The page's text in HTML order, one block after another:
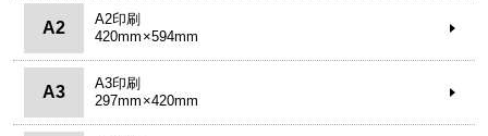
A2
A2印刷
420mm×594mm
A3
A3印刷
297mm×420mm